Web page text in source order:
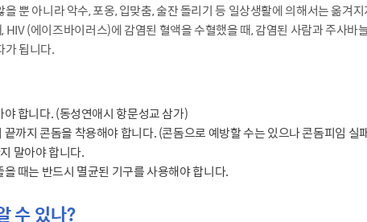
뿐 아니라 악수, 포옹, 입맞춤, 술잔 돌리기 등 일상생활에 의해서는 옮겨
(에이즈바이러스)에 감염된 혈액을 수혈했을 때, 감염된 사람과 주사바
가 됩니다.
합니다. (동성연애시 항문성교 삼가)
까지 콘돔을 착용해야 합니다. (콘돔으로 예방할 수는 있으나 콘돔피임
말아야 합니다.
때는 반드시 멸균된 기구를 사용해야 합니다.
수 있나?